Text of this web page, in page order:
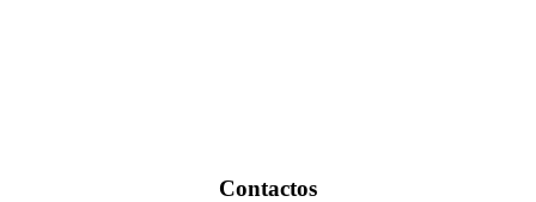
Contactos